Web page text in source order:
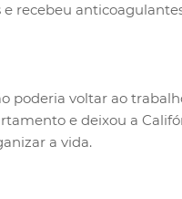
recebeu
poderia voltar ao
e deixou a
a vida.